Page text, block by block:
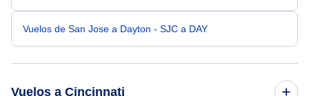
Vuelos de San Jose a Dayton - SJC a DAY
Vuelos a Cincinnati